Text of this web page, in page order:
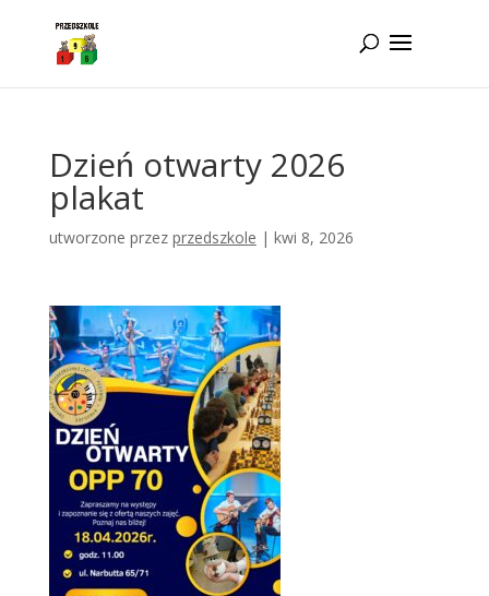
Dzień otwarty 2026
plakat
utworzone przez przedszkole | kwi 8, 2026